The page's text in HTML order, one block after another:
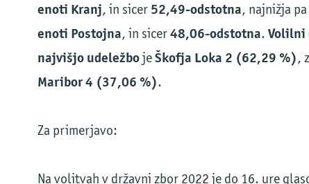
enoti Kranj, in sicer 52,49-odstotna, najnižja
enoti Postojna, in sicer48,06-odstotna. Volilni
najvišjo udeležbojeŠkofja Loka 2 (62,29 %), z
Maribor 4 (37,06 %).
Za primerjavo:
Na volitvah v državni zbor 2022 je do 16. ure